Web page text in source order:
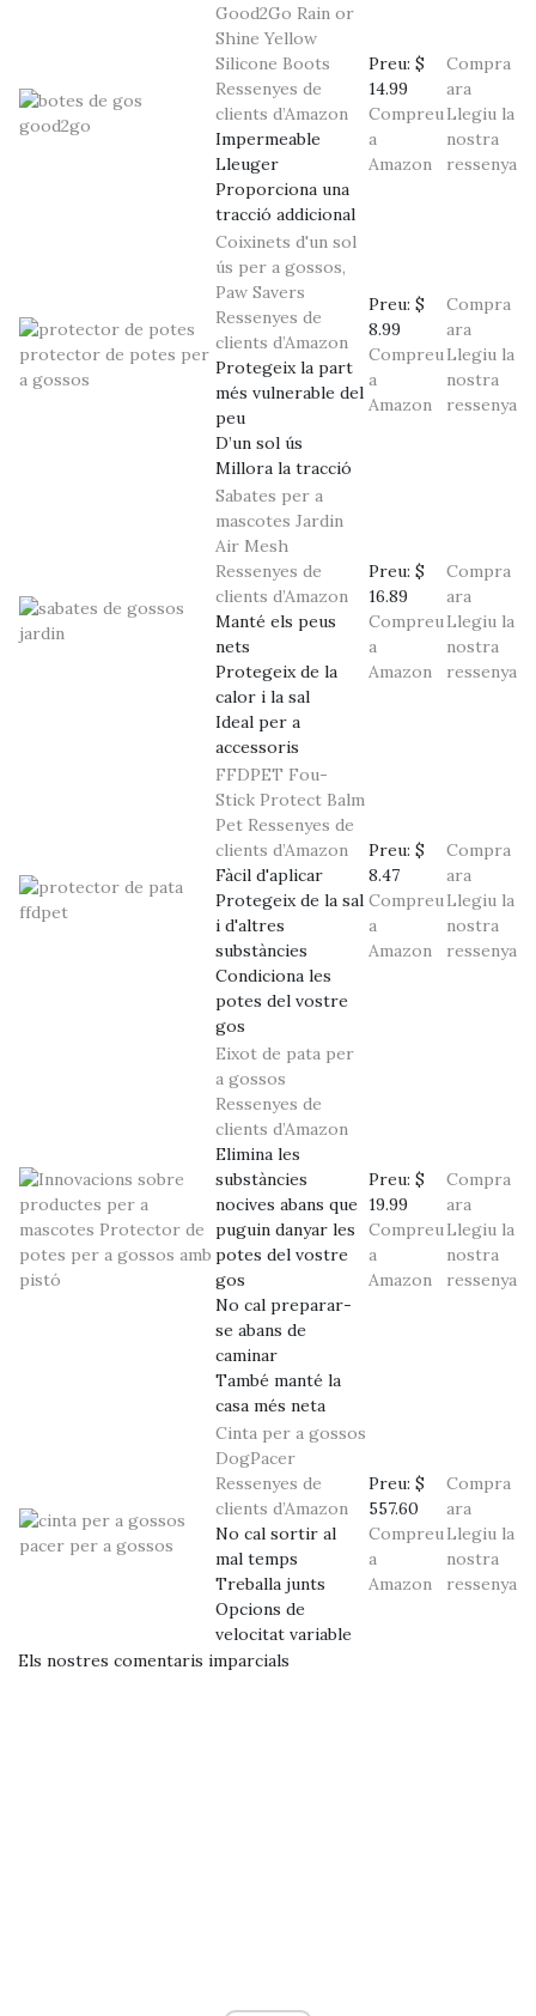
Good2Go Rain or
Shine Yellow
Silicone Boots
Ressenyes de
clients d’Amazon
Impermeable
Lleuger
Proporciona una
tracció addicional
Preu: $
14.99
Compreu
a
Amazon
Compra
ara
Llegiu la
nostra
ressenya
Coixinets d'un sol
ús per a gossos,
Paw Savers
Ressenyes de
clients d’Amazon
Protegeix la part
més vulnerable del
peu
D’un sol ús
Millora la tracció
Preu: $
8.99
Compreu
a
Amazon
Compra
ara
Llegiu la
nostra
ressenya
Sabates per a
mascotes Jardin
Air Mesh
Ressenyes de
clients d’Amazon
Manté els peus
nets
Protegeix de la
calor i la sal
Ideal per a
accessoris
Preu: $
16.89
Compreu
a
Amazon
Compra
ara
Llegiu la
nostra
ressenya
FFDPET Fou-
Stick Protect Balm
Pet Ressenyes de
clients d’Amazon
Fàcil d'aplicar
Protegeix de la sal
i d'altres
substàncies
Condiciona les
potes del vostre
gos
Preu: $
8.47
Compreu
a
Amazon
Compra
ara
Llegiu la
nostra
ressenya
Eixot de pata per
a gossos
Ressenyes de
clients d’Amazon
Elimina les
substàncies
nocives abans que
puguin danyar les
potes del vostre
gos
No cal preparar-
se abans de
caminar
També manté la
casa més neta
Preu: $
19.99
Compreu
a
Amazon
Compra
ara
Llegiu la
nostra
ressenya
Cinta per a gossos
DogPacer
Ressenyes de
clients d’Amazon
No cal sortir al
mal temps
Treballa junts
Opcions de
velocitat variable
Preu: $
557.60
Compreu
a
Amazon
Compra
ara
Llegiu la
nostra
ressenya
Els nostres comentaris imparcials